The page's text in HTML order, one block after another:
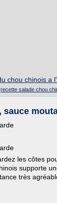
chou chinois a
recette salade chou
les côtes
supporte
très